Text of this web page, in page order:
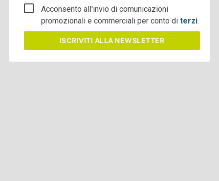
Acconsento all'invio di comunicazioni
promozionali e commerciali per conto diterzi.
ISCRIVITI ALLA NEWSLETTER